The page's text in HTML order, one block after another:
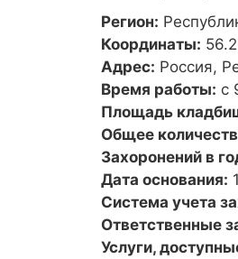
Регион:
Координаты:
Адрес: Россия,
Время работы: с
Площадь
Общее
Захоронений в
Дата основания:
Система учета
Ответственные
Услуги,